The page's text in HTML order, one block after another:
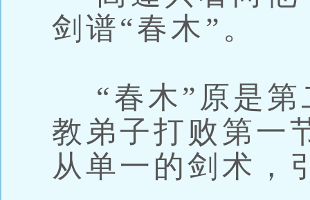
剑谱“春木”。
“春木”原是第
教弟子打败第一
从单一的剑术，